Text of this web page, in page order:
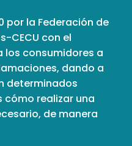
por la Federación de
CECU con el
los consumidores a
dando a
determinados
cómo realizar una
de manera